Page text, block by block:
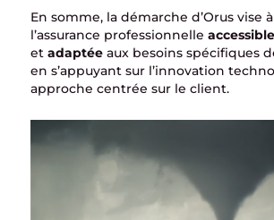
En somme, la démarche d’Orus vise
l’assurance professionnelle accessible
et adaptée aux besoins spécifiques
en s’appuyant sur l’innovation
approche centrée sur le client.